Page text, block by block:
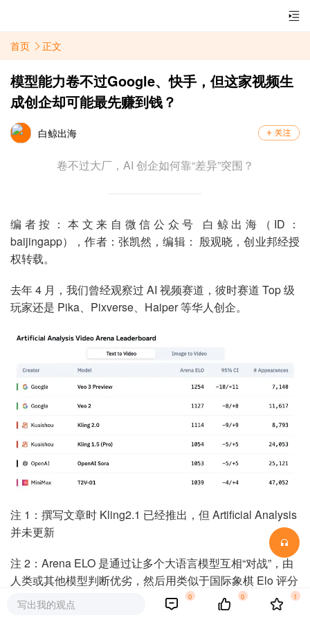
首页 正文
模型能力卷不过Google、快手，但这家视频生
成创企却可能最先赚到钱？
白鲸出海
卷不过大厂，AI 创企如何靠“差异”突围？
编者按：本文来自微信公众号 白鲸出海（ID：
baijingapp），作者：张凯然，编辑： 殷观晓，创业邦经授
权转载。
去年 4 月，我们曾经观察过 AI 视频赛道，彼时赛道 Top 级
玩家还是 Pika、Pixverse、Haiper 等华人创企。
注 1：撰写文章时 Kling2.1 已经推出，但 Artificial Analysis
并未更新
注 2：Arena ELO 是通过让多个大语言模型互相“对战”，由
人类或其他模型判断优劣，然后用类似于国际象棋 Elo 评分
机制来动态评估模型强弱。
写出我的观点
0 0 1